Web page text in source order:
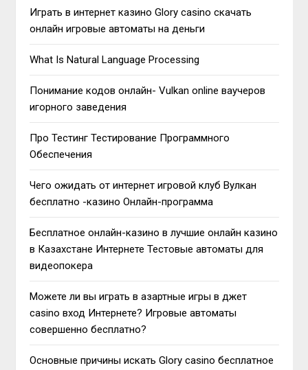
Играть в интернет казино Glory casino скачать
онлайн игровые автоматы на деньги
What Is Natural Language Processing
Понимание кодов онлайн- Vulkan online ваучеров
игорного заведения
Про Тестинг Тестирование Программного
Обеспечения
Чего ожидать от интернет игровой клуб Вулкан
бесплатно -казино Онлайн-программа
Бесплатное онлайн-казино в лучшие онлайн казино
в Казахстане Интернете Тестовые автоматы для
видеопокера
Можете ли вы играть в азартные игры в джет
casino вход Интернете? Игровые автоматы
совершенно бесплатно?
Основные причины искать Glory casino бесплатное